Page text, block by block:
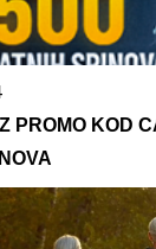
PROMO KOD